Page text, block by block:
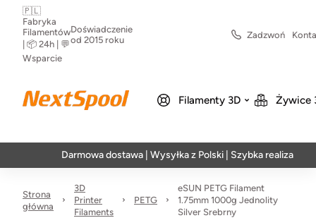
🇵🇱
Fabryka
Filamentów
| 📦 24h | 💬
Wsparcie
Doświadczenie
od 2015 roku
Zadzwoń
Filamenty 3D Żywice
Darmowa dostawa | Wysyłka z Polski | Szybka realizacja w 24h
Strona
główna
3D
Printer
Filaments
PETG
eSUN PETG Filament
1.75mm 1000g Jednolity
Silver Srebrny